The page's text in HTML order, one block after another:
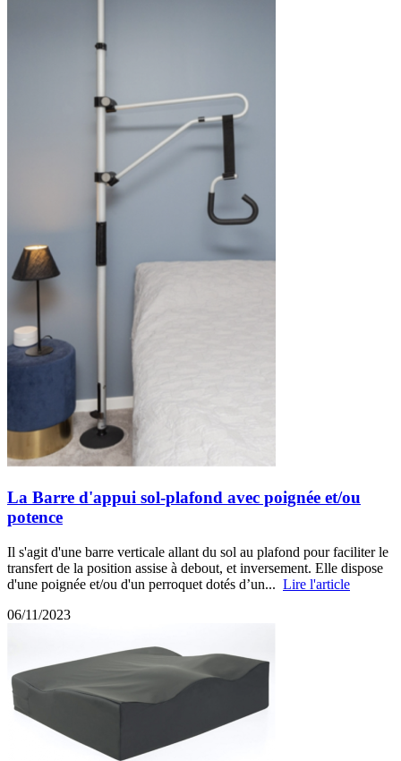
La Barre d'appui sol-plafond avec poignée et/ou
potence
Il s'agit d'une barre verticale allant du sol au plafond pour faciliter le
transfert de la position assise à debout, et inversement. Elle dispose
d'une poignée et/ou d'un perroquet dotés d’un... Lire l'article
06/11/2023